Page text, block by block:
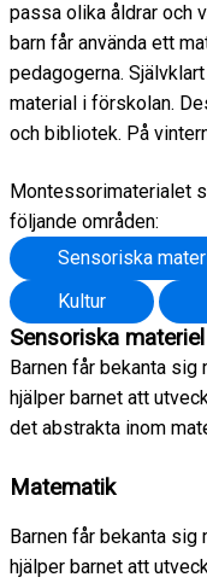
passa olika åldrar och
barn får använda ett
pedagogerna.
material i förskolan.
och bibliotek. På
Montessorimaterialet
följande områden:
Sensoriska
Kultur
Sensoriska materiel
Barnen får bekanta
hjälper barnet att
det abstrakta inom
Matematik
Barnen får bekanta
hjälper barnet att